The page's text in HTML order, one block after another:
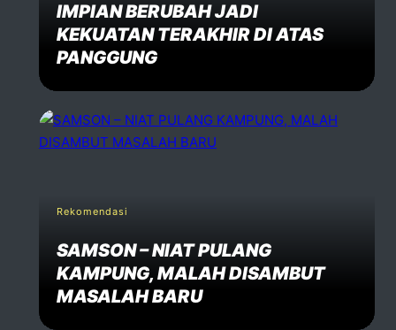
IMPIAN BERUBAH JADI
KEKUATAN TERAKHIR DI ATAS
PANGGUNG
Rekomendasi
SAMSON – NIAT PULANG
KAMPUNG, MALAH DISAMBUT
MASALAH BARU